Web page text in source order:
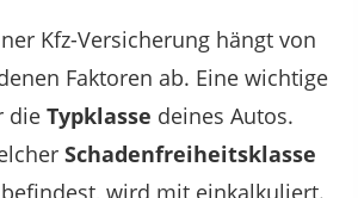
Kfz-Versicherung hängt von
Faktoren ab. Eine wichtige
die Typklasse deines Autos.
Schadenfreiheitsklasse
wird mit einkalkuliert.